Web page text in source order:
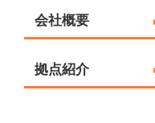
会社概要
拠点紹介